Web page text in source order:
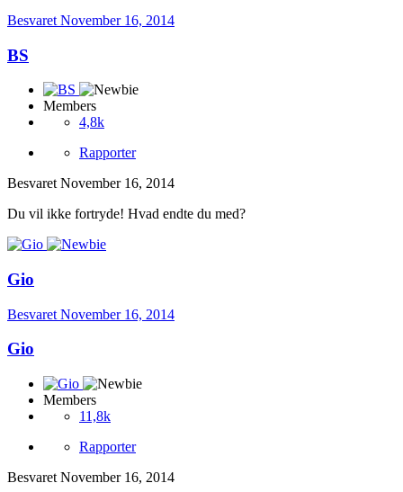
Besvaret November 16, 2014
BS
Members
4,8k
Rapporter
Besvaret November 16, 2014
Du vil ikke fortryde! Hvad endte du med?
Gio
Besvaret November 16, 2014
Gio
Members
11,8k
Rapporter
Besvaret November 16, 2014